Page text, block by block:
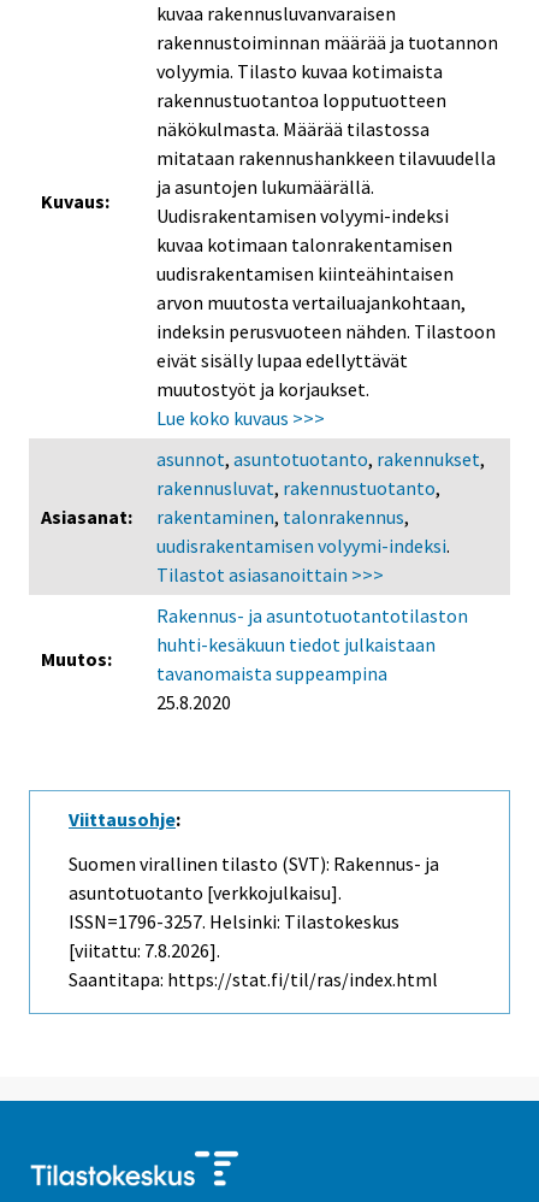
Kuvaus:
kuvaa rakennusluvanvaraisen
rakennustoiminnan määrää ja tuotannon
volyymia. Tilasto kuvaa kotimaista
rakennustuotantoa lopputuotteen
näkökulmasta. Määrää tilastossa
mitataan rakennushankkeen tilavuudella
ja asuntojen lukumäärällä.
Uudisrakentamisen volyymi-indeksi
kuvaa kotimaan talonrakentamisen
uudisrakentamisen kiinteähintaisen
arvon muutosta vertailuajankohtaan,
indeksin perusvuoteen nähden. Tilastoon
eivät sisälly lupaa edellyttävät
muutostyöt ja korjaukset.
Lue koko kuvaus >>>
Asiasanat:
asunnot, asuntotuotanto, rakennukset,
rakennusluvat, rakennustuotanto,
rakentaminen, talonrakennus,
uudisrakentamisen volyymi-indeksi.
Tilastot asiasanoittain >>>
Muutos:
Rakennus- ja asuntotuotantotilaston
huhti-kesäkuun tiedot julkaistaan
tavanomaista suppeampina
25.8.2020
Viittausohje:
Suomen virallinen tilasto (SVT): Rakennus- ja
asuntotuotanto [verkkojulkaisu].
ISSN=1796-3257. Helsinki: Tilastokeskus
[viitattu: 7.8.2026].
Saantitapa: https://stat.fi/til/ras/index.html